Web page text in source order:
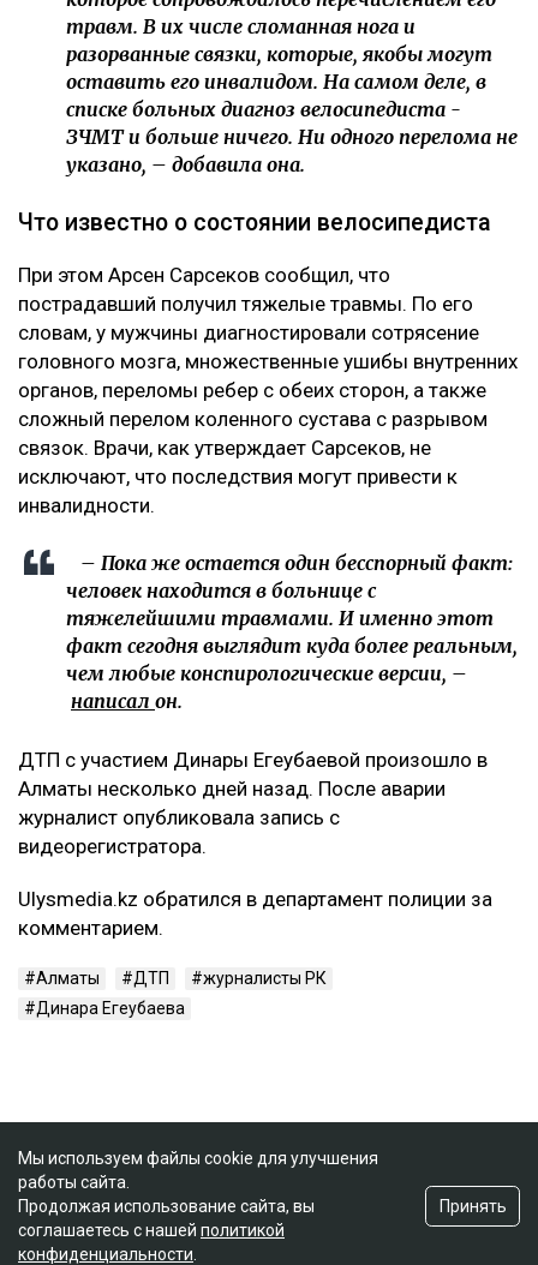
травм. В их числе сломанная нога и
разорванные связки, которые, якобы могут
оставить его инвалидом. На самом деле, в
списке больных диагноз велосипедиста -
ЗЧМТ и больше ничего. Ни одного перелома не
указано, – добавила она.
Что известно о состоянии велосипедиста
При этом Арсен Сарсеков сообщил, что
пострадавший получил тяжелые травмы. По его
словам, у мужчины диагностировали сотрясение
головного мозга, множественные ушибы внутренних
органов, переломы ребер с обеих сторон, а также
сложный перелом коленного сустава с разрывом
связок. Врачи, как утверждает Сарсеков, не
исключают, что последствия могут привести к
инвалидности.
– Пока же остается один бесспорный факт:
человек находится в больнице с
тяжелейшими травмами. И именно этот
факт сегодня выглядит куда более реальным,
чем любые конспирологические версии, –
написал он.
ДТП с участием Динары Егеубаевой произошло в
Алматы несколько дней назад. После аварии
журналист опубликовала запись с
видеорегистратора.
Ulysmedia.kz обратился в департамент полиции за
комментарием.
Алматы ДТП
журналисты РК
Динара Егеубаева
Мы используем файлы cookie для улучшения
работы сайта.
Продолжая использование сайта, вы
соглашаетесь с нашей политикой
конфиденциальности
Принять